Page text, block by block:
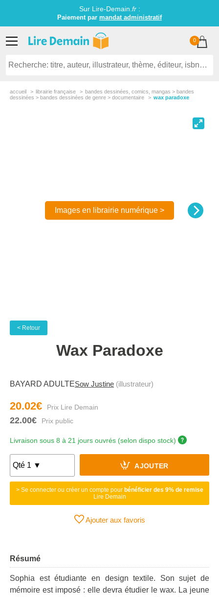
Sur Lire-Demain. fr:
Paiement par mandat administratif
0
accueil librairie française
bandes dessinées, comics, mangas > bandes
dessinées > bandes dessinées de genre > documentaire
wax paradoxe
Images en librairie numérique >
< Retour
Wax Paradoxe
BAYARD ADULTESow Justine (illustrateur)
20.02€
22.00€
Livraison sous 8 à 21 jours ouvrés (selon dispo stock)
AJOUTER
> Se connecter ou créer un compte pour bénéficier des 9% de remise
Lire Demain
Ajouter aux favoris
Résumé
Sophia est étudiante en design textile. Son sujet de
mémoire est imposé : elle devra étudier le wax. La jeune